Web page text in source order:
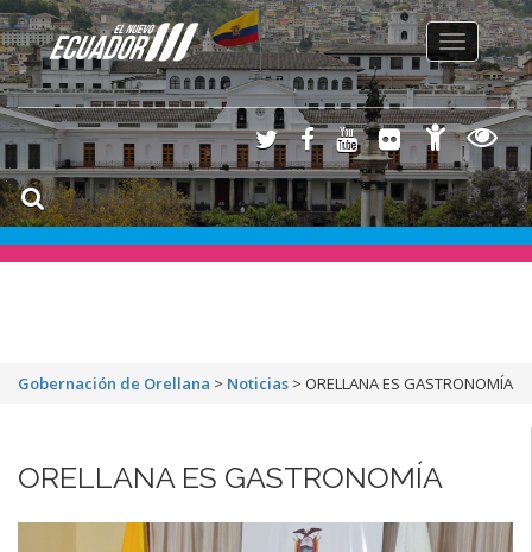
Toggle
navigation
Gobernación de Orellana > Noticias > ORELLANA ES GASTRONOMÍA
ORELLANA ES GASTRONOMÍA